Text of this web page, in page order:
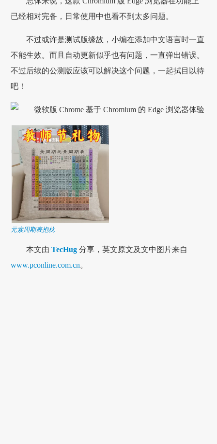
已经相对完备，日常使用中也看不到太多问题。
不过或许是测试版缘故，小编在添加中文语言时一直
不能生效。而且自动更新似乎也有问题，一直弹出错误。
不过后续的公测版应该可以解决这个问题，一起拭目以待
吧！
元素周期表抱枕
本文由TecHug 分享，英文原文及文中图片来自
www.pconline.com.cn。